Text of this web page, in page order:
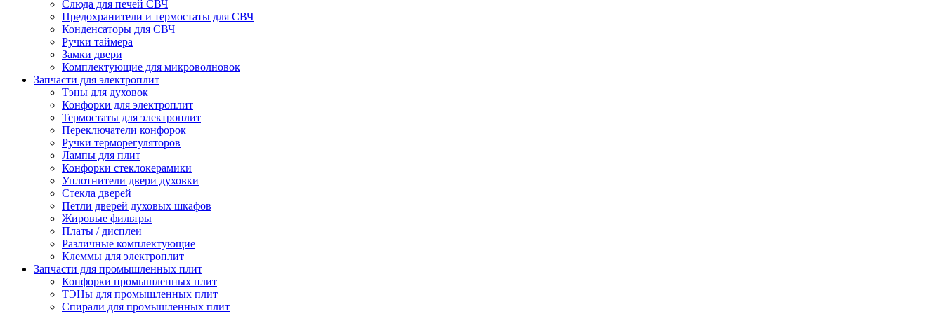
Слюда для печей СВЧ
Предохранители и термостаты для СВЧ
Конденсаторы для СВЧ
Ручки таймера
Замки двери
Комплектующие для микроволновок
Запчасти для электроплит
Тэны для духовок
Конфорки для электроплит
Термостаты для электроплит
Переключатели конфорок
Ручки терморегуляторов
Лампы для плит
Конфорки стеклокерамики
Уплотнители двери духовки
Стекла дверей
Петли дверей духовых шкафов
Жировые фильтры
Платы / дисплеи
Различные комплектующие
Клеммы для электроплит
Запчасти для промышленных плит
Конфорки промышленных плит
ТЭНы для промышленных плит
Спирали для промышленных плит